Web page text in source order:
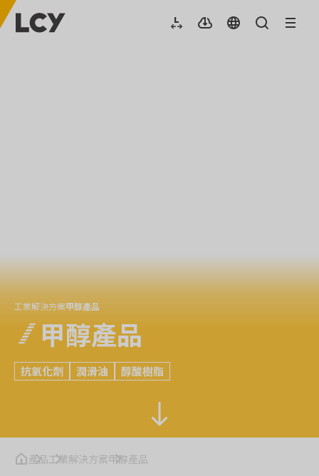
工業解決方案甲醇產品
甲醇產品
抗氧化劑 潤滑油 醇酸樹脂
產品工業解決方案甲醇產品